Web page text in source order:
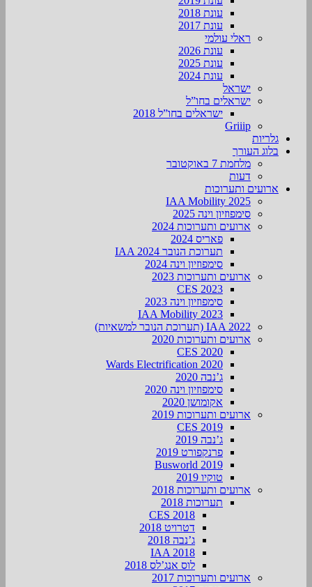
עונת 2018
עונת 2017
ראלי עולמי
עונת 2026
עונת 2025
עונת 2024
ישראל
ישראלים בחו”ל
ישראלים בחו”ל 2018
Griiip
גלריות
בלוג העורך
מלחמת 7 באוקטובר
דעות
ארועים ותערוכות
2025 IAA Mobility
סימפוזיון וינה 2025
ארועים ותערוכות 2024
פאריס 2024
תערוכת הנובר IAA 2024
סימפוזיון וינה 2024
ארועים ותערוכות 2023
CES 2023
סימפוזיון וינה 2023
IAA Mobility 2023
IAA 2022 (תערוכת הנובר למשאיות)
ארועים ותערוכות 2020
CES 2020
Wards Electrification 2020
ג’נבה 2020
סימפוזיון וינה 2020
אקומושן 2020
ארועים ותערוכות 2019
CES 2019
ג’נבה 2019
פרנקפורט 2019
Busworld 2019
טוקיו 2019
ארועים ותערוכות 2018
תערוכות 2018
CES 2018
דטרויט 2018
ג’נבה 2018
IAA 2018
לוס אנג’לס 2018
ארועים ותערוכות 2017